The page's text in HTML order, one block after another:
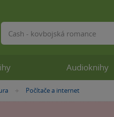
»Počítače a internet
Audioknihy
Vyhledávání